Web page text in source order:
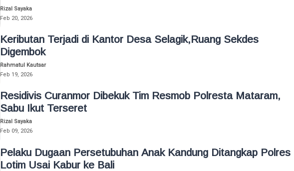
Rizal Sayaka
Feb 20, 2026
Keributan Terjadi di Kantor Desa Selagik,Ruang Sekdes
Digembok
Rahmatul Kautsar
Feb 19, 2026
Residivis Curanmor Dibekuk Tim Resmob Polresta Mataram,
Sabu Ikut Terseret
Rizal Sayaka
Feb 09, 2026
Pelaku Dugaan Persetubuhan Anak Kandung Ditangkap Polres
Lotim Usai Kabur ke Bali